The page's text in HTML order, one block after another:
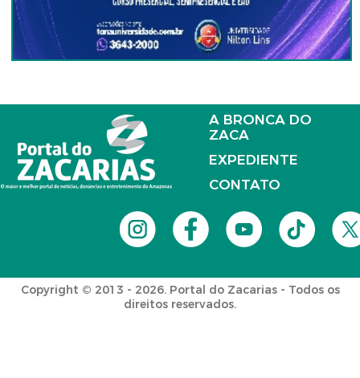
A BRONCA DO
ZACA
EXPEDIENTE
CONTATO
Copyright © 2013 - 2026. Portal do Zacarias - Todos os
direitos reservados.